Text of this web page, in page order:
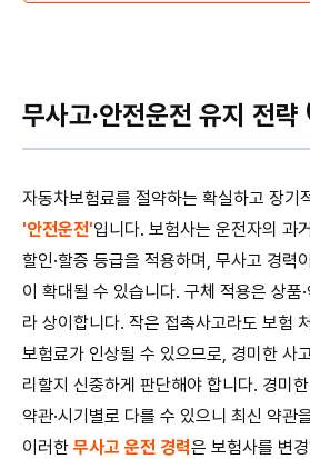
무사고·안전운전 유지 전
자동차보험료를 절약하는 확실하고 장기
'안전운전'입니다. 보험사는 운전자의 과
할인·할증 등급을 적용하며, 무사고 경력
이 확대될 수 있습니다. 구체 적용은 상품
라 상이합니다. 작은 접촉사고라도 보험
보험료가 인상될 수 있으므로, 경미한 사
리할지 신중하게 판단해야 합니다. 경미
약관·시기별로 다를 수 있으니 최신 약관
이러한 무사고 운전 경력은 보험사를 변